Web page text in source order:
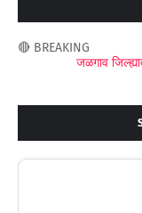
🔴 BREAKING
जळगाव जिल्ह्यातील